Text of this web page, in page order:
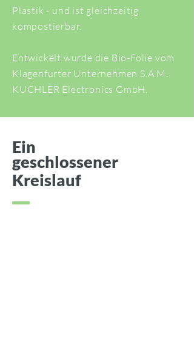
Ein
geschlossener
Kreislauf
Plastik - und ist gleichzeitig
kompostierbar.
Entwickelt wurde die Bio-Folie vom
Klagenfurter Unternehmen S.A.M.
KUCHLER Electronics GmbH.